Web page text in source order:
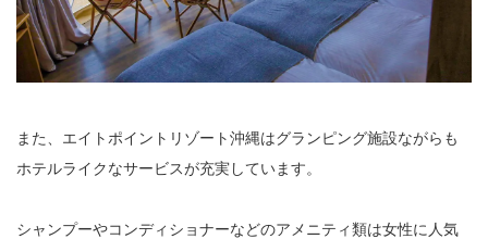
また、エイトポイントリゾート沖縄はグランピング施設ながらも
ホテルライクなサービスが充実しています。
シャンプーやコンディショナーなどのアメニティ類は女性に人気